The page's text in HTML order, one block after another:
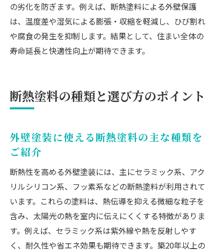
の劣化を防ぎます。例えば、断熱塗料による外壁保護
は、温度差や湿気による膨張・収縮を軽減し、ひび割れ
や腐食の発生を抑制します。結果として、住まい全体の
寿命延長と快適性向上が期待できます。
断熱塗料の種類と選び方のポイント
外壁塗装に使える断熱塗料の主な種類を
ご紹介
断熱性を高める外壁塗装には、主にセラミック系、アク
リルシリコン系、フッ素系などの断熱塗料が利用されて
います。これらの塗料は、熱伝導を抑える微細な粒子を
含み、太陽光の熱を室内に伝えにくくする特徴がありま
す。例えば、セラミック系は紫外線や熱を反射しやす
く、耐久性や省エネ効果も期待できます。築20年以上の